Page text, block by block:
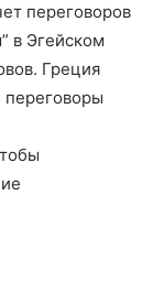
переговоров
в Эгейском
Греция
переговоры